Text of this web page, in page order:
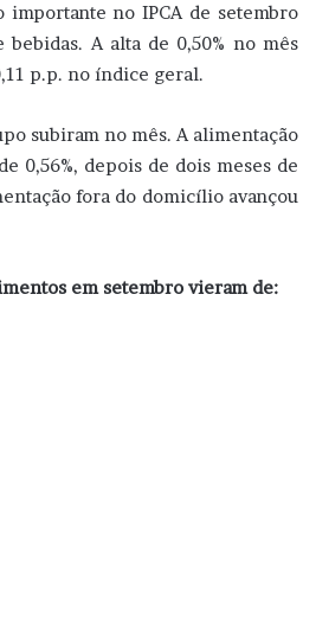
no IPCA de setembro
A alta de 0,50% no mês
p.p. no índice geral.
subiram no mês. A alimentação
0,56%, depois de dois meses de
fora do domicílio avançou
em setembro vieram de: